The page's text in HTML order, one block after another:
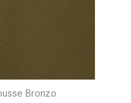
Bronzo